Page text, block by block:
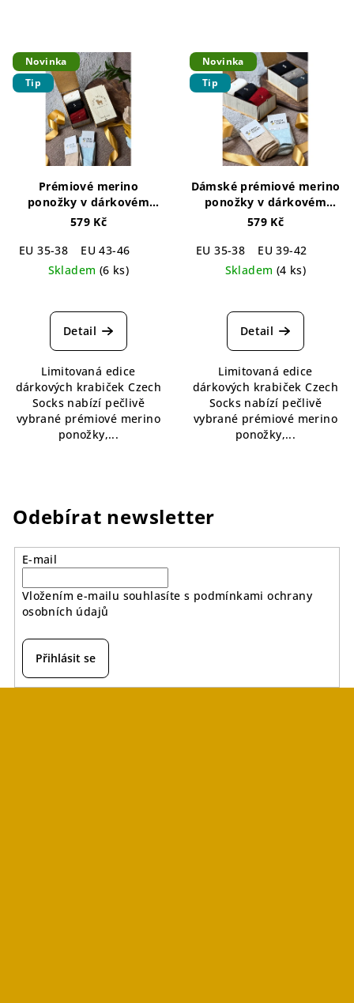
Novinka
Tip
Prémiové merino
ponožky v dárkovém
balení (3 páry/Unisex)
Unisex 3-pack
579 Kč
EU 35-38
EU 43-46
Skladem (6 ks)
hodnocení
produktu
z
5
hvězdiček.
Detail
Limitovaná edice
dárkových krabiček Czech
Socks nabízí pečlivě
vybrané prémiové merino
ponožky,...
Novinka
Tip
Dámské prémiové merino
ponožky v dárkovém
balení (3 páry)
Women 3-pack
579 Kč
EU 35-38
EU 39-42
Skladem (4 ks)
hodnocení
produktu
z
5
hvězdiček.
Detail
Limitovaná edice
dárkových krabiček Czech
Socks nabízí pečlivě
vybrané prémiové merino
ponožky,...
Odebírat newsletter
E-mail
Vložením e-mailu souhlasíte s podmínkami ochrany
osobních údajů
Přihlásit se